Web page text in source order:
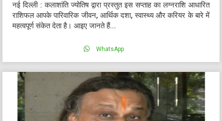
नई दिल्ली : कलाशांति ज्योतिष द्वारा प्रस्तुत इस सप्ताह का लग्नराशि आधारित
राशिफल आपके पारिवारिक जीवन, आर्थिक दशा, स्वास्थ्य और करियर के बारे में
महत्वपूर्ण संकेत देता है। आइए जानते हैं...
WhatsApp